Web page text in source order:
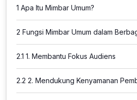
1 Apa Itu Mimbar Umum?
2 Fungsi Mimbar Umum dalam
2.1 1. Membantu Fokus Audiens
2.2 2. Mendukung Kenyamanan